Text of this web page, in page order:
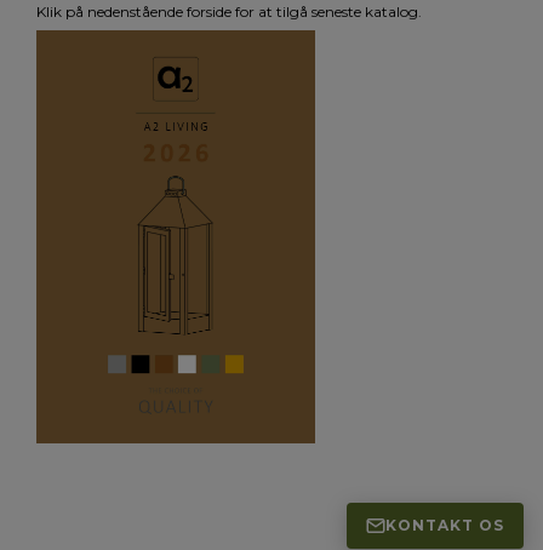
Klik på nedenstående forside for at tilgå seneste katalog.
KONTAKT OS